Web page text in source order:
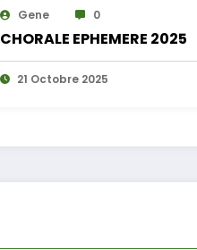
Gene 0
CHORALE EPHEMERE 2025
21 Octobre 2025